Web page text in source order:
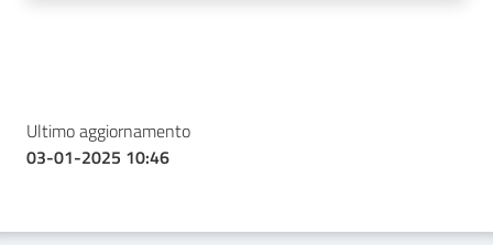
Ultimo aggiornamento
03-01-2025 10:46